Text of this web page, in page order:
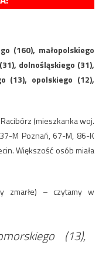
(160), małopolskiego
dolnośląskiego (31),
(13), opolskiego (12),
(mieszkanka woj.
M Poznań, 67-M, 86-K
Większość osób miała
zmarłe) – czytamy w
(13),